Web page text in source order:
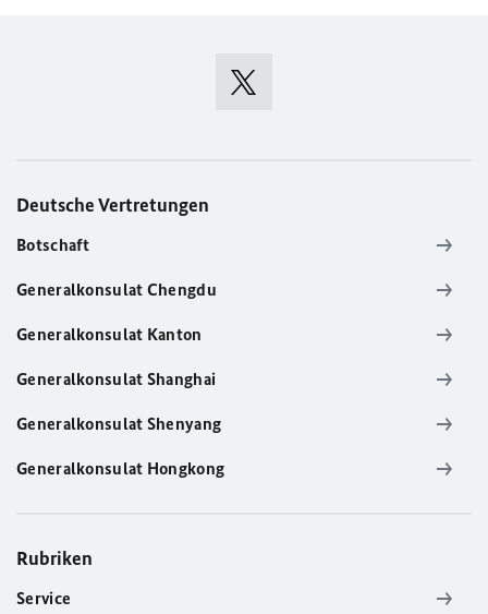
Deutsche Vertretungen
Botschaft
Generalkonsulat Chengdu
Generalkonsulat Kanton
Generalkonsulat Shanghai
Generalkonsulat Shenyang
Generalkonsulat Hongkong
Rubriken
Service